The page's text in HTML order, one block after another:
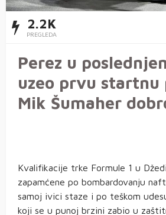
2.2K
PREGLEDA
Perez u
uzeo prvu startnu
Mik Šumaher
Kvalifikacije trke Formule 1 u
zapamćene po bombardovanju
samoj ivici staze i po teškom
koji se u punoj brzini zabio u